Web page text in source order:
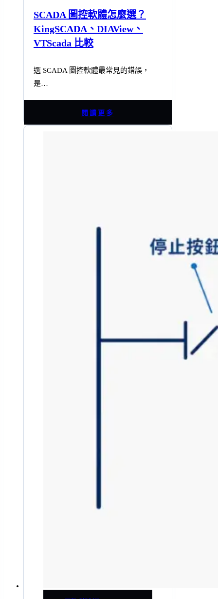
SCADA 圖控軟體怎麼選？
KingSCADA、DIAView、
VTScada 比較
選 SCADA 圖控軟體最常見的錯誤，
是…
閱讀更多